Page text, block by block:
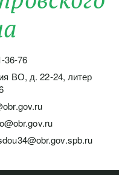
36-76
ВО, д. 22-24, литер